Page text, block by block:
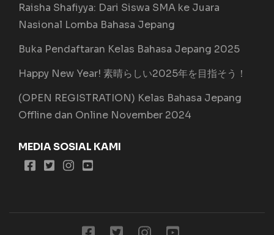
Raisha Shafiyya: Dari Siswa SMA ke Juara
Nasional Lomba Bahasa Jepang
Buka Pendaftaran Kelas Bahasa Jepang 2025
Happy New Year! 素晴らしい2025年を目指そう！
(OPEN REGISTRATION) Kelas Bahasa Jepang
Offline dan Online November 2024
MEDIA SOSIAL KAMI